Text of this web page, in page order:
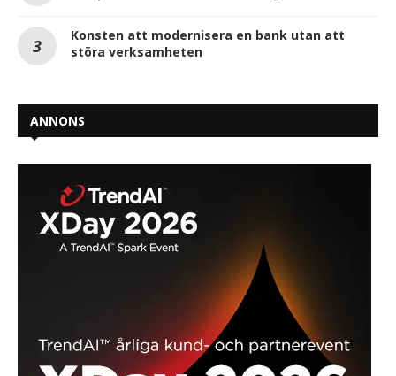
Konsten att modernisera en bank utan att
störa verksamheten
ANNONS